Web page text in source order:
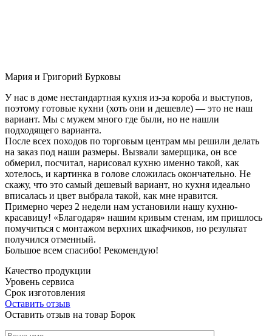
Мария и Григорий Бурковы
У нас в доме нестандартная кухня из-за короба и выступов,
поэтому готовые кухни (хоть они и дешевле) — это не наш
вариант. Мы с мужем много где были, но не нашли
подходящего варианта.
После всех походов по торговым центрам мы решили делать
на заказ под наши размеры. Вызвали замерщика, он все
обмерил, посчитал, нарисовал кухню именно такой, как
хотелось, и картинка в голове сложилась окончательно. Не
скажу, что это самый дешевый вариант, но кухня идеально
вписалась и цвет выбрала такой, как мне нравится.
Примерно через 2 недели нам установили нашу кухню-
красавицу! «Благодаря» нашим кривым стенам, им пришлось
помучиться с монтажом верхних шкафчиков, но результат
получился отменный.
Большое всем спасибо! Рекомендую!
Качество продукции
Уровень сервиса
Срок изготовления
Оставить отзыв
Оставить отзыв на товар Борок